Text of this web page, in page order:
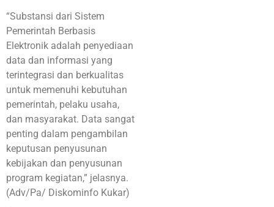
“Substansi dari Sistem
Pemerintah Berbasis
Elektronik adalah penyediaan
data dan informasi yang
terintegrasi dan berkualitas
untuk memenuhi kebutuhan
pemerintah, pelaku usaha,
dan masyarakat. Data sangat
penting dalam pengambilan
keputusan penyusunan
kebijakan dan penyusunan
program kegiatan,” jelasnya.
(Adv/Pa/ Diskominfo Kukar)